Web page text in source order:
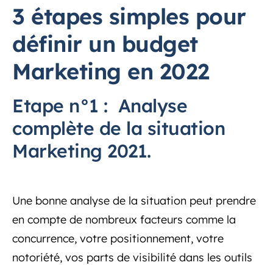
3 étapes simples pour
définir un budget
Marketing en 2022
Etape n°1 : Analyse
complète de la situation
Marketing 2021.
Une bonne analyse de la situation peut prendre
en compte de nombreux facteurs comme la
concurrence, votre positionnement, votre
notoriété, vos parts de visibilité dans les outils